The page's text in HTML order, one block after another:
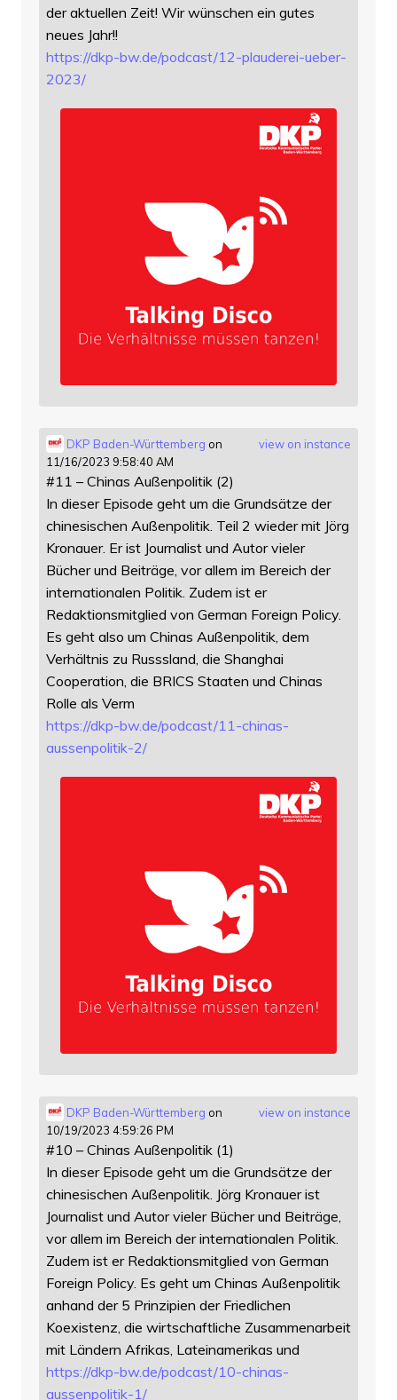
der aktuellen Zeit! Wir wünschen ein gutes
neues Jahr!!
https://dkp-bw.de/podcast/12-plauderei-ueber-
2023/
view on instance
DKP Baden-Württemberg on
11/16/2023 9:58:40 AM
#11 – Chinas Außenpolitik (2)
In dieser Episode geht um die Grundsätze der
chinesischen Außenpolitik. Teil 2 wieder mit Jörg
Kronauer. Er ist Journalist und Autor vieler
Bücher und Beiträge, vor allem im Bereich der
internationalen Politik. Zudem ist er
Redaktionsmitglied von German Foreign Policy.
Es geht also um Chinas Außenpolitik, dem
Verhältnis zu Russsland, die Shanghai
Cooperation, die BRICS Staaten und Chinas
Rolle als Verm
https://dkp-bw.de/podcast/11-chinas-
aussenpolitik-2/
view on instance
DKP Baden-Württemberg on
10/19/2023 4:59:26 PM
#10 – Chinas Außenpolitik (1)
In dieser Episode geht um die Grundsätze der
chinesischen Außenpolitik. Jörg Kronauer ist
Journalist und Autor vieler Bücher und Beiträge,
vor allem im Bereich der internationalen Politik.
Zudem ist er Redaktionsmitglied von German
Foreign Policy. Es geht um Chinas Außenpolitik
anhand der 5 Prinzipien der Friedlichen
Koexistenz, die wirtschaftliche Zusammenarbeit
mit Ländern Afrikas, Lateinamerikas und
https://dkp-bw.de/podcast/10-chinas-
aussenpolitik-1/